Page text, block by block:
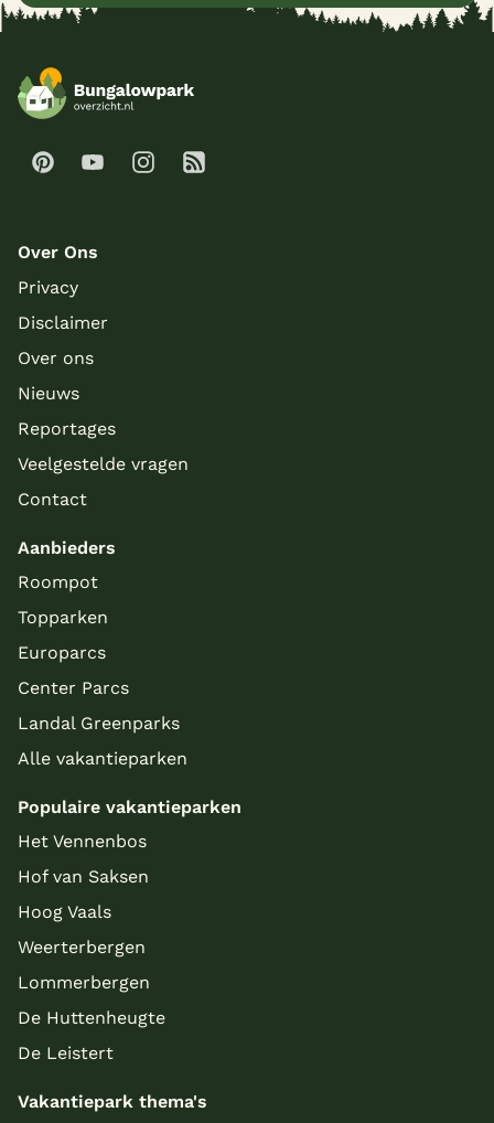
Over Ons
Privacy
Disclaimer
Over ons
Nieuws
Reportages
Veelgestelde vragen
Contact
Aanbieders
Roompot
Topparken
Europarcs
Center Parcs
Landal Greenparks
Alle vakantieparken
Populaire vakantieparken
Het Vennenbos
Hof van Saksen
Hoog Vaals
Weerterbergen
Lommerbergen
De Huttenheugte
De Leistert
Vakantiepark thema's